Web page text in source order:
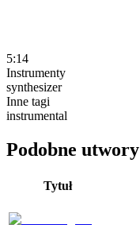
5:14
Instrumenty
synthesizer
Inne tagi
instrumental
Podobne utwory
Tytuł